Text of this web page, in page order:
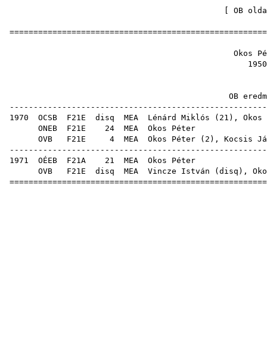
OB
Okos
OB
1970 OCSB F21E disq MEA Lénárd Miklós ( 21 ), Okos
ONEB F21E 24 MEA
OVB F21E 4 MEA Okos Péter ( 2 ), Kocsis
1971 OÉEB F21A 21 MEA
OVB F21E disq MEA Vincze István ( disq ),